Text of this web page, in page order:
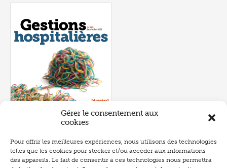
Gérer le consentement aux
cookies
Pour offrir les meilleures expériences, nous utilisons des technologies
telles que les cookies pour stocker et/ou accéder aux informations
des appareils. Le fait de consentir à ces technologies nous permettra
Numéro 657- juin 2026